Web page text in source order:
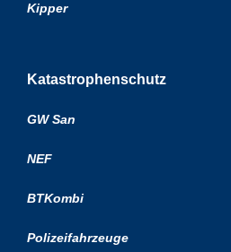
Kipper
Katastrophenschutz
GW San
NEF
BTKombi
Polizeifahrzeuge